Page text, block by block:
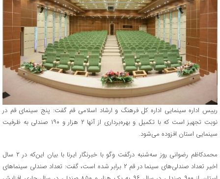
رییس اداره سینمایی اداره کل فرهنگ و ارشاد اسلامی قم گفت: پنج سینمای قم در
نوبت تجهیز است که با تکمیل و بهره‌برداری از آنها ۲ هزار و ۱۹۰ صندلی به ظرفیت
سینمایی استان افزوده می‌شود.
محمدکاظم رضوانی روز سه‌شنبه درگفت وگو با خبرنگار ایرنا با بیان این‌که در ۲ سال
اخیر تعداد صندلی‌های سینما در قم ۲ برابر شده است، گفت: تعداد صندلی سینماهای